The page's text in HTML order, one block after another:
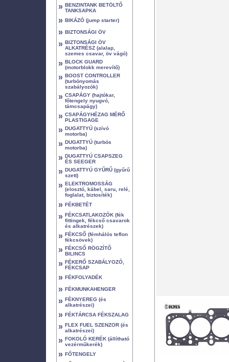
» BENZINTANK BETÖLTŐ
TANKSAPKA
» BIKÁZÓ (jump starter)
» BIZTONSÁGI ÖV
» BIZTONSÁGI ÖV
ALKATRÉSZ (alalap,
szemes csavar, öv vágó)
» BLOCK GUARD
(motorblokk merevítő)
» BOOST CONTROLLER
(turbónyomás
szabályozók)
» CSAPÁGY (hajtókar,
főtengely nyugvó,
támcsapágy)
» CSAPÁGYHÉZAG MÉRŐ
PLASTIGAGE
» DUGATTYÚ (szívó
motorba)
» DUGATTYÚ (turbós
motorba)
» DUGATTYÚ CSAPSZEG
ÉS SEEGER
» DUGATTYÚ GYŰRŰ (gyűrű
szett)
» ELEKTROMOSSÁG
(elosztó, kábel, saru, relé,
foglalat, biztosíték)
» FÉKBETÉT
» FÉKCSATLAKOZÓK (fék
fittingek, fékcső csavarok
és alkatrészek)
» FÉKCSŐ (fémhálós teflon
fékcsövek)
» FÉKCSŐ RÖGZÍTŐ
BILINCS
» FÉKERŐ SZABÁLYOZÓ,
FÉKCSAP
» FÉKFOLYADÉK
» FÉKMUNKAHENGER
» FÉKNYEREG (és
alkatrészei)
» FÉKTÁRCSA FÉKSZALAG
» FLEX FUEL SZENZOR (és
alkatrészei)
» FOKOLÓ KERÉK (állítható
vezérműkerék)
» FŐTENGELY